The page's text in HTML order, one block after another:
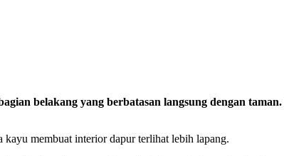
belakang yang berbatasan langsung dengan taman.
kayu membuat interior dapur terlihat lebih lapang.